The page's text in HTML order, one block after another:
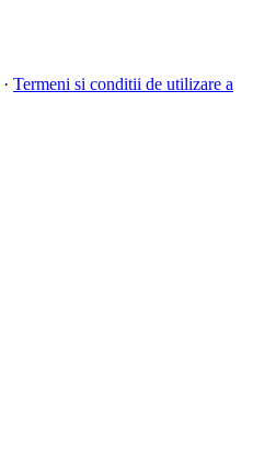
· Termeni si conditii de utilizare a